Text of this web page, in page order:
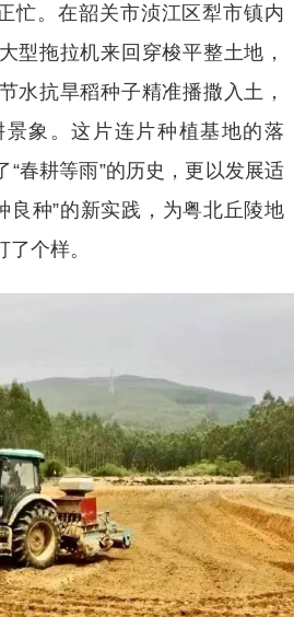
忙。在韶关市浈江区犁市镇内
型拖拉机来回穿梭平整土地，
水抗旱稻种子精准播撒入土，
象。这片连片种植基地的落
“春耕等雨”的历史，更以发展适
良种”的新实践，为粤北丘陵地
个样。